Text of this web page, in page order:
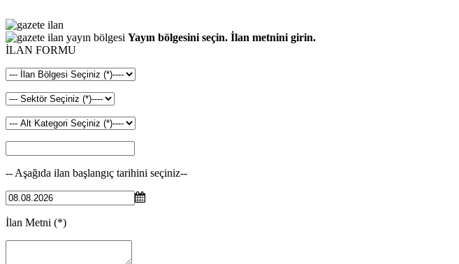
Yayın bölgesini seçin. İlan metnini girin.
İLAN FORMU
-- Aşağıda ilan başlangıç tarihini seçiniz--
İlan Metni (*)